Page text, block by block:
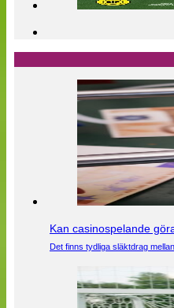
Kan casinospelande
Det finns tydliga släktdrag